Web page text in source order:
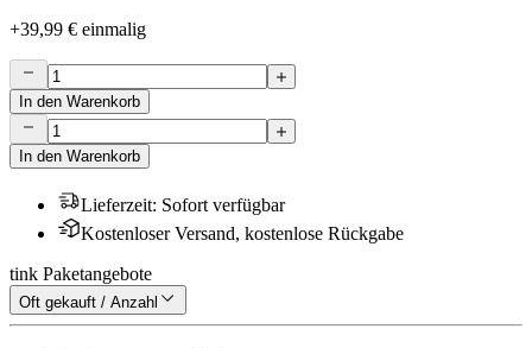
+39,99 € einmalig
In den Warenkorb
In den Warenkorb
Lieferzeit: Sofort verfügbar
Kostenloser Versand, kostenlose Rückgabe
tink Paketangebote
Oft gekauft / Anzahl